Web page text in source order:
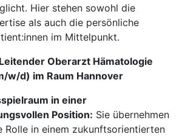
Hier stehen sowohl die
als auch die persönliche
im Mittelpunkt.
Oberarzt Hämatologie
w/d) im Raum Hannover
in einer
Position: Sie übernehmen
Rolle in einem zukunftsorientierten